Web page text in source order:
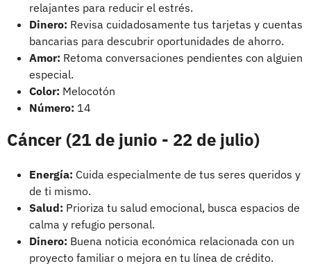
relajantes para reducir el estrés.
Dinero: Revisa cuidadosamente tus tarjetas y cuentas
bancarias para descubrir oportunidades de ahorro.
Amor: Retoma conversaciones pendientes con alguien
especial.
Color: Melocotón
Número: 14
Cáncer (21 de junio - 22 de julio)
Energía: Cuida especialmente de tus seres queridos y
de ti mismo.
Salud: Prioriza tu salud emocional, busca espacios de
calma y refugio personal.
Dinero: Buena noticia económica relacionada con un
proyecto familiar o mejora en tu línea de crédito.